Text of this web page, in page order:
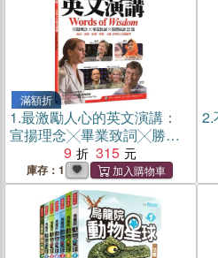
滿額折
1.最激勵人心的英文演講：
宣揚理念╳畢業致詞╳勝選
演說22篇9 315
庫存：1
2.